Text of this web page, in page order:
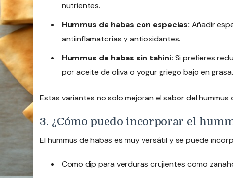
nutrientes.
Hummus de habas con especias: Añadir
antiinflamatorias y antioxidantes.
Hummus de habas sin tahini: Si prefieres
por aceite de oliva o yogur griego bajo en grasa.
Estas variantes no solo mejoran el sabor del
3. ¿Cómo puedo incorporar el
El hummus de habas es muy versátil y se puede
Como dip para verduras crujientes como